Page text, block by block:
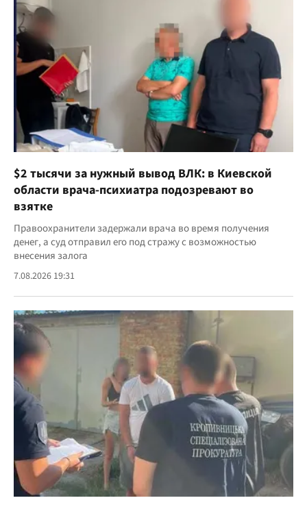
$2 тысячи за нужный вывод ВЛК: в Киевской
области врача-психиатра подозревают во
взятке
Правоохранители задержали врача во время получения
денег, а суд отправил его под стражу с возможностью
внесения залога
7.08.2026 19:31